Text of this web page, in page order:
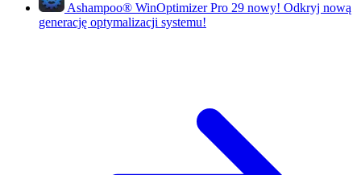
Ashampoo® WinOptimizer Pro 29 nowy! Odkryj nową
generację optymalizacji systemu!